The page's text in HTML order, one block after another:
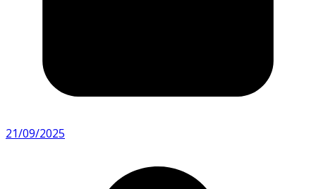
21/09/2025